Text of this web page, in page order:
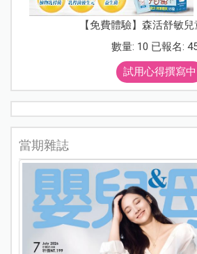
【免費體驗】森活舒敏
數量: 10 已報名:
試用心得撰寫中
當期雜誌